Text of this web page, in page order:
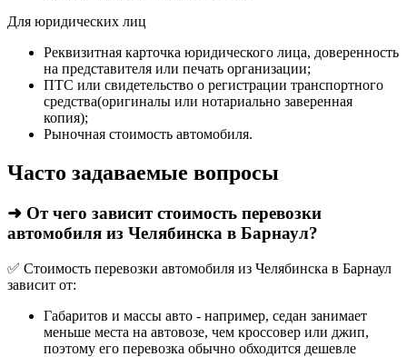
Для юридических лиц
Реквизитная карточка юридического лица, доверенность
на представителя или печать организации;
ПТС или свидетельство о регистрации транспортного
средства(оригиналы или нотариально заверенная
копия);
Рыночная стоимость автомобиля.
Часто задаваемые вопросы
➜ От чего зависит стоимость перевозки
автомобиля из Челябинска в Барнаул?
✅ Стоимость перевозки автомобиля из Челябинска в Барнаул
зависит от:
Габаритов и массы авто - например, седан занимает
меньше места на автовозе, чем кроссовер или джип,
поэтому его перевозка обычно обходится дешевле